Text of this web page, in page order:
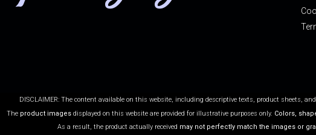
DISCLAIMER: The content available on this website, including descriptive texts, product sheets,
The product imagesdisplayed on this website are provided for illustrative purposes only. Colors,
As a result, the product actually received may not perfectly match the images or